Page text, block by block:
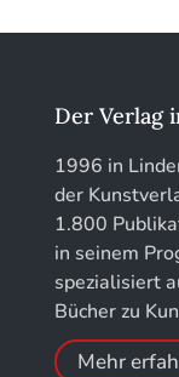
für
Jahrbuch
Gärten
Der Verlag
1996 in
der
1.800
in seinem
spezialisiert
Bücher zu
Mehr